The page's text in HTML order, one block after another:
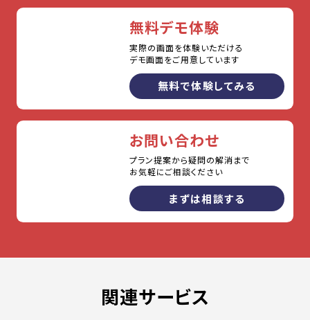
無料デモ体験
実際の画面を体験いただける
デモ画面をご用意しています
無料で体験してみる
お問い合わせ
プラン提案から疑問の解消まで
お気軽にご相談ください
まずは相談する
関連サービス